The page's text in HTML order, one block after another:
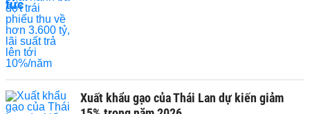
Xuất khẩu gạo của Thái Lan dự kiến giảm